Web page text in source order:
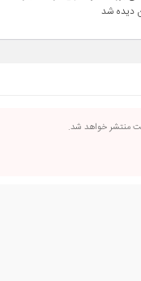
دیده شد
منتشر خواهد شد.